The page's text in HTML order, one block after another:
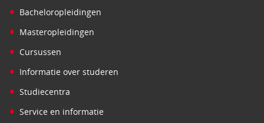
• Bacheloropleidingen
• Masteropleidingen
• Cursussen
• Informatie over studeren
• Studiecentra
• Service en informatie